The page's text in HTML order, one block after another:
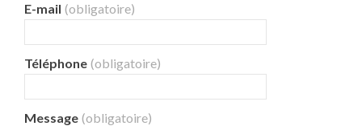
E-mail (obligatoire)
Téléphone (obligatoire)
Message (obligatoire)